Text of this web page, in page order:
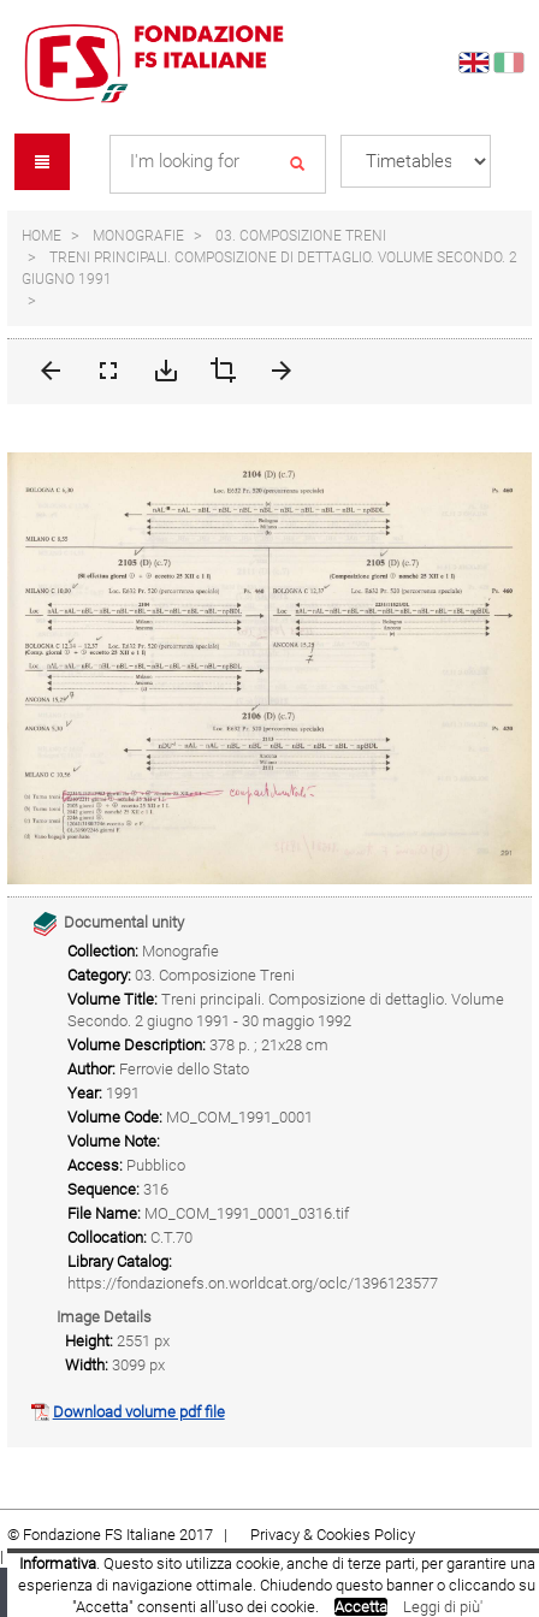
content
navigation
menu
HOME MONOGRAFIE
03. COMPOSIZIONE TRENI
TRENI PRINCIPALI. COMPOSIZIONE DI DETTAGLIO. VOLUME SECONDO. 2
GIUGNO 1991
Documental unity
Collection: Monografie
Category: 03. Composizione Treni
Volume Title: Treni principali. Composizione di dettaglio. Volume
Secondo. 2 giugno 1991 - 30 maggio 1992
Volume Description: 378 p. ; 21x28 cm
Author: Ferrovie dello Stato
Year: 1991
Volume Code: MO_COM_1991_0001
Volume Note:
Access: Pubblico
Sequence: 316
File Name: MO_COM_1991_0001_0316.tif
Collocation: C.T.70
Library Catalog:
https://fondazionefs.on.worldcat.org/oclc/1396123577
Image Details
Height: 2551 px
Width: 3099 px
Download volume pdf file
© Fondazione FS Italiane 2017 |
Privacy & Cookies Policy
|Cookie|Termini e condizioni
Informativa. Questo sito utilizza cookie, anche di terze parti, per garantire una
esperienza di navigazione ottimale. Chiudendo questo banner o cliccando su
"Accetta" consenti all'uso dei cookie.
Accetta Leggi di più'
Facebook
Youtube
Fondazione FS Italiane